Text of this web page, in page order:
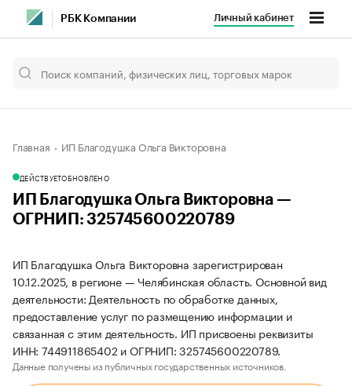
РБК Компании Личный кабинет
Главная ИП Благодушка Ольга Викторовна
ДЕЙСТВУЕТОБНОВЛЕНО
ИП Благодушка Ольга Викторовна —
ОГРНИП: 325745600220789
ИП Благодушка Ольга Викторовна зарегистрирован
10.12.2025, в регионе — Челябинская область. Основной вид
деятельности: Деятельность по обработке данных,
предоставление услуг по размещению информации и
связанная с этим деятельность. ИП присвоены реквизиты
ИНН: 744911865402 и ОГРНИП: 325745600220789.
Данные получены из публичных государственных источников.